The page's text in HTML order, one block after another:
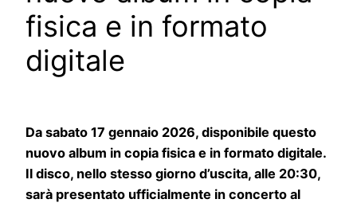
fisica e in formato
digitale
Da sabato 17 gennaio 2026, disponibile questo
nuovo album in copia fisica e in formato digitale.
Il disco, nello stesso giorno d’uscita, alle 20:30,
sarà presentato ufficialmente in concerto al